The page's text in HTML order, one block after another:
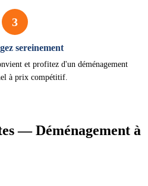
3
sereinement
et profitez d'un déménagement
à prix compétitif.
— Déménagement à